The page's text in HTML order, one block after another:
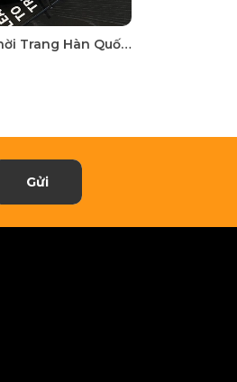
Túi Size Vừa Thời Trang Hàn Quốc - tt260513
Gửi